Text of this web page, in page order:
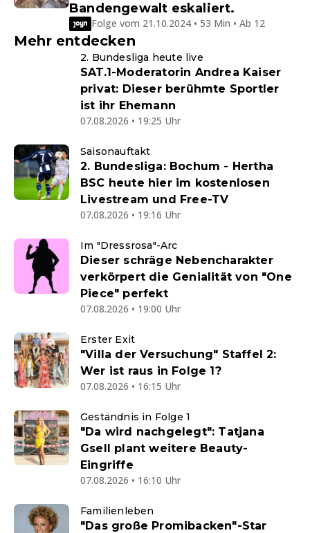
Bandengewalt eskaliert.
Folge vom 21.10.2024 • 53 Min • Ab 12
Mehr entdecken
2. Bundesliga heute live
SAT.1-Moderatorin Andrea Kaiser
privat: Dieser berühmte Sportler
ist ihr Ehemann
07.08.2026 • 19:25 Uhr
Saisonauftakt
2. Bundesliga: Bochum - Hertha
BSC heute hier im kostenlosen
Livestream und Free-TV
07.08.2026 • 19:16 Uhr
Im "Dressrosa"-Arc
Dieser schräge Nebencharakter
verkörpert die Genialität von "One
Piece" perfekt
07.08.2026 • 19:00 Uhr
Erster Exit
"Villa der Versuchung" Staffel 2:
Wer ist raus in Folge 1?
07.08.2026 • 16:15 Uhr
Geständnis in Folge 1
"Da wird nachgelegt": Tatjana
Gsell plant weitere Beauty-
Eingriffe
07.08.2026 • 16:10 Uhr
Familienleben
"Das große Promibacken"-Star